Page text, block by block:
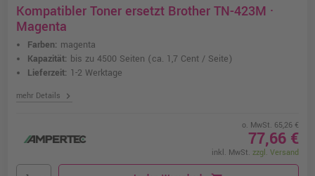
Kompatibler Toner ersetzt Brother TN-423M ·
Magenta
Farben: magenta
Kapazität: bis zu 4500 Seiten (ca. 1,7 Cent / Seite)
Lieferzeit: 1-2 Werktage
mehr Details chevron_right
o. MwSt. 65,26 €
77,66 €
inkl. MwSt. zzgl. Versand